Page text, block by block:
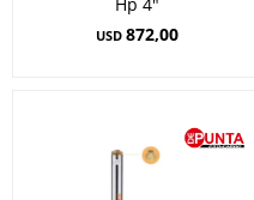
USD 872,00